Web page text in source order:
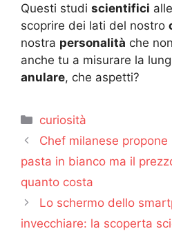
Questi studi scientifici
scoprire dei lati del nostro
nostra personalità che
anche tu a misurare la
anulare, che aspetti?
Categorie
curiosità
Chef milanese
pasta in bianco ma il
quanto costa
Lo schermo dello
invecchiare: la scoperta